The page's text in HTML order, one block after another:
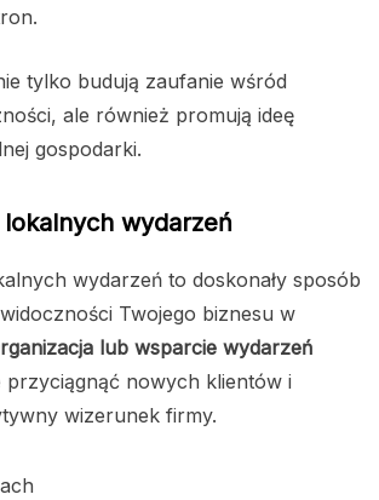
tylko budują zaufanie wśród
ale również promują ideę
gospodarki.
wydarzeń
wydarzeń to doskonały sposób
Twojego biznesu w
lub wsparcie wydarzeń
przyciągnąć nowych klientów i
wizerunek firmy.